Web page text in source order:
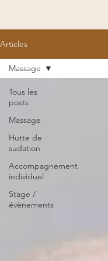
Articles
Tous les
posts
Massage
Hutte de
sudation
Accompagnement
individuel
Stage /
évènements
Massage